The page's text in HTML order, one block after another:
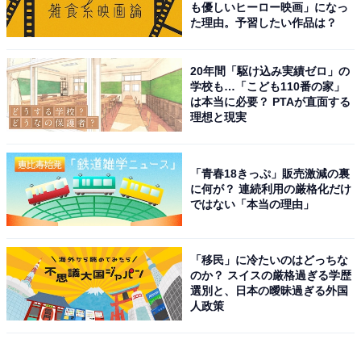
10～60代男女が選ぶ「30代の美人女優」ランキ
ング！ 2位は「北川景子」、では1位は？
1
も優しいヒーロー映画」になっ
た理由。予習したい作品は？
20年間「駆け込み実績ゼロ」の
学校も…「こども110番の家」
は本当に必要？ PTAが直面する
理想と現実
「青春18きっぷ」販売激減の裏
に何が？ 連続利用の厳格化だけ
ではない「本当の理由」
「移民」に冷たいのはどっちな
のか？ スイスの厳格過ぎる学歴
選別と、日本の曖昧過ぎる外国
人政策